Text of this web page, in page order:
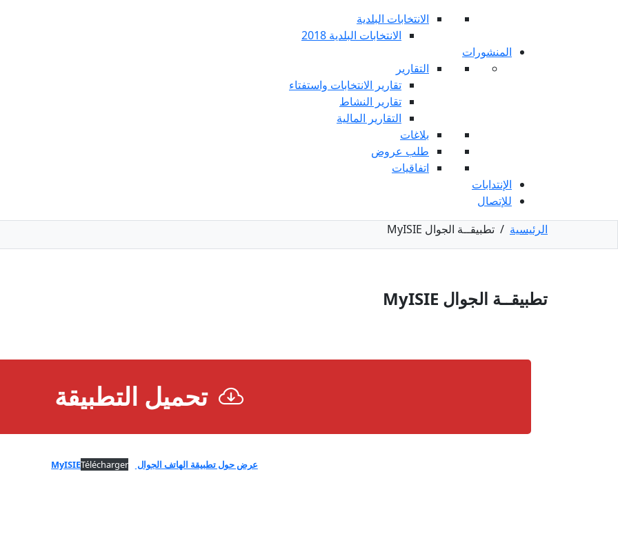
الانتخابات البلدية
الانتخابات البلدية 2018
المنشورات
التقارير
تقارير الانتخابات واستفتاء
تقارير النشاط
التقارير المالية
بلاغات
طلب عروض
اتفاقيات
الإنتدابات
للإتصال
الرئيسية / تطبيقــة الجوال MyISIE
تطبيقــة الجوال MyISIE
تحميل التطبيقة
عرض حول تطبيقة الهاتف الجوال MyISIE Télécharger